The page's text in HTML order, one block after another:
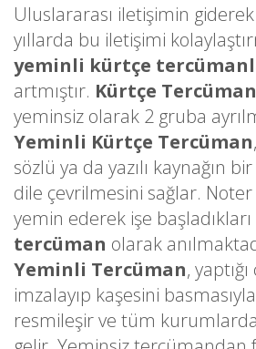
Uluslararası iletişimin giderek
yıllarda bu iletişimi
yeminli kürtçe
artmıştır. Kürtçe
yeminsiz olarak 2 gruba
Yeminli Kürtçe Tercüman
sözlü ya da yazılı kaynağın
dile çevrilmesini sağlar.
yemin ederek işe başladıkları
tercüman olarak
Yeminli Tercüman,
imzalayıp kaşesini
resmileşir ve tüm